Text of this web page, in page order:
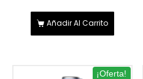
Añadir Al Carrito
¡Oferta!